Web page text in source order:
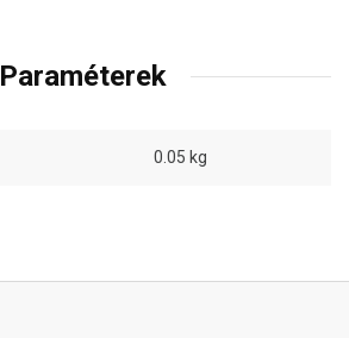
Paraméterek
0.05 kg